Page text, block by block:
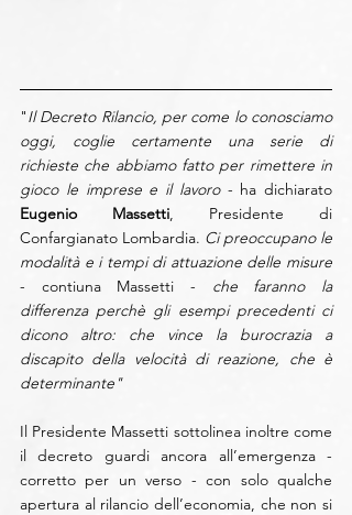
"Il Decreto Rilancio, per come lo conosciamo
oggi, coglie certamente una serie di
richieste che abbiamo fatto per rimettere in
gioco le imprese e il lavoro
Eugenio Massetti, Presidente di
Confargianato Lombardia. Ci preoccupano le
modalità e i tempi di attuazione delle misure
- contiuna Massetti - che faranno la
differenza perchè gli esempi precedenti ci
dicono altro: che vince la burocrazia a
discapito della velocità di reazione, che è
determinante"
Il Presidente Massetti sottolinea inoltre come
il decreto guardi ancora all’emergenza -
corretto per un verso - con solo qualche
apertura al rilancio dell’economia, che non si